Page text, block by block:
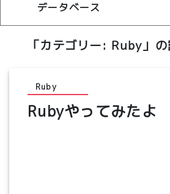
データベース
「カテゴリー: Ruby 」
Ruby
Rubyやってみたよ